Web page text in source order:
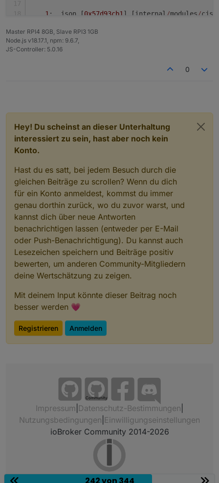
1 : .json [0x57d93cb1 ] [internal /modules /cjs
FATAL ERROR: CALL_AND_RETRY_LAST Allocation
/usr/ bin/ iob: Zeile
Master RPI4 8GB, Slave RPI3 1GB
Node.js v18.17.1, npm: 9.6.7,
JS-Controller: 5.0.16
0
Hey! Du scheinst an dieser Unterhaltung
interessiert zu sein, hast aber noch kein
Konto.
Hast du es satt, bei jedem Besuch durch die
gleichen Beiträge zu scrollen? Wenn du dich
für ein Konto anmeldest, kommst du immer
genau dorthin zurück, wo du zuvor warst, und
kannst dich über neue Antworten
benachrichtigen lassen (entweder per E-Mail
oder Push-Benachrichtigung). Du kannst auch
Lesezeichen speichern und Beiträge positiv
bewerten, um anderen Community-Mitgliedern
deine Wertschätzung zu zeigen.
Mit deinem Input könnte dieser Beitrag noch
besser werden 💗
Registrieren Anmelden
Community
Impressum Datenschutz-Bestimmungen
Nutzungsbedingungen Einwilligungseinstellungen
ioBroker Community 2014-2026